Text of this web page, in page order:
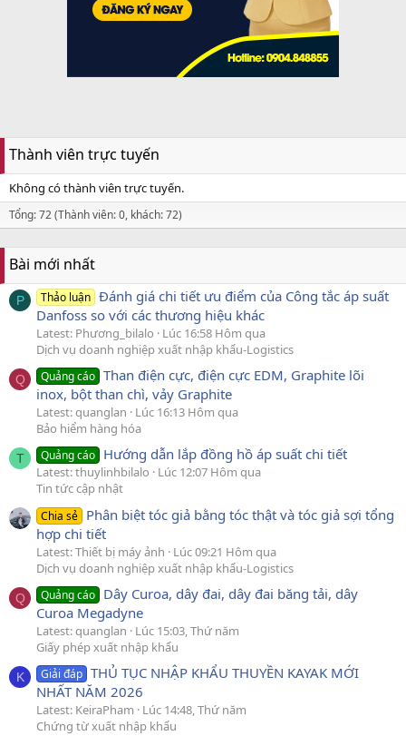
Thành viên trực tuyến
Không có thành viên trực tuyến.
Tổng: 72 (Thành viên: 0, khách: 72)
Bài mới nhất
P Thảo luận Đánh giá chi tiết ưu điểm của Công tắc áp suất
Danfoss so với các thương hiệu khác
Latest: Phương_bilalo
Lúc 16:58 Hôm qua
Dịch vụ doanh nghiệp xuất nhập khẩu-Logistics
Q Quảng cáo Than điện cực, điện cực EDM, Graphite lõi
inox, bột than chì, vảy Graphite
Latest: quanglan
Lúc 16:13 Hôm qua
Bảo hiểm hàng hóa
T Quảng cáo Hướng dẫn lắp đồng hồ áp suất chi tiết
Latest: thuylinhbilalo
Lúc 12:07 Hôm qua
Tin tức cập nhật
Chia sẻ Phân biệt tóc giả bằng tóc thật và tóc giả sợi tổng
hợp chi tiết
Latest: Thiết bị máy ảnh
Lúc 09:21 Hôm qua
Dịch vụ doanh nghiệp xuất nhập khẩu-Logistics
Q Quảng cáo Dây Curoa, dây đai, dây đai băng tải, dây
Curoa Megadyne
Latest: quanglan
Lúc 15:03, Thứ năm
Giấy phép xuất nhập khẩu
K Giải đáp THỦ TỤC NHẬP KHẨU THUYỀN KAYAK MỚI
NHẤT NĂM 2026
Latest: KeiraPham
Lúc 14:48, Thứ năm
Chứng từ xuất nhập khẩu